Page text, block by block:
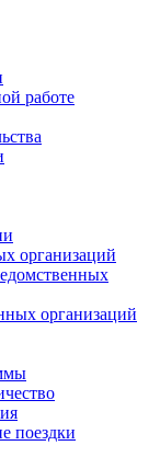
работе
организаций
организаций
поездки